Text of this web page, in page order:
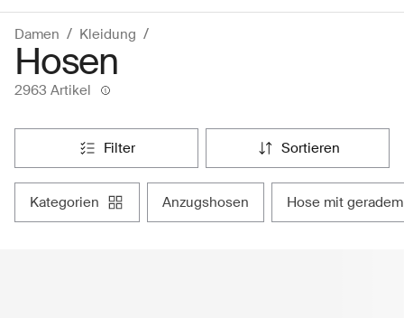
Damen Kleidung
Hosen
2963 Artikel
filter sortieren
kategorien anzugshosen hose mit